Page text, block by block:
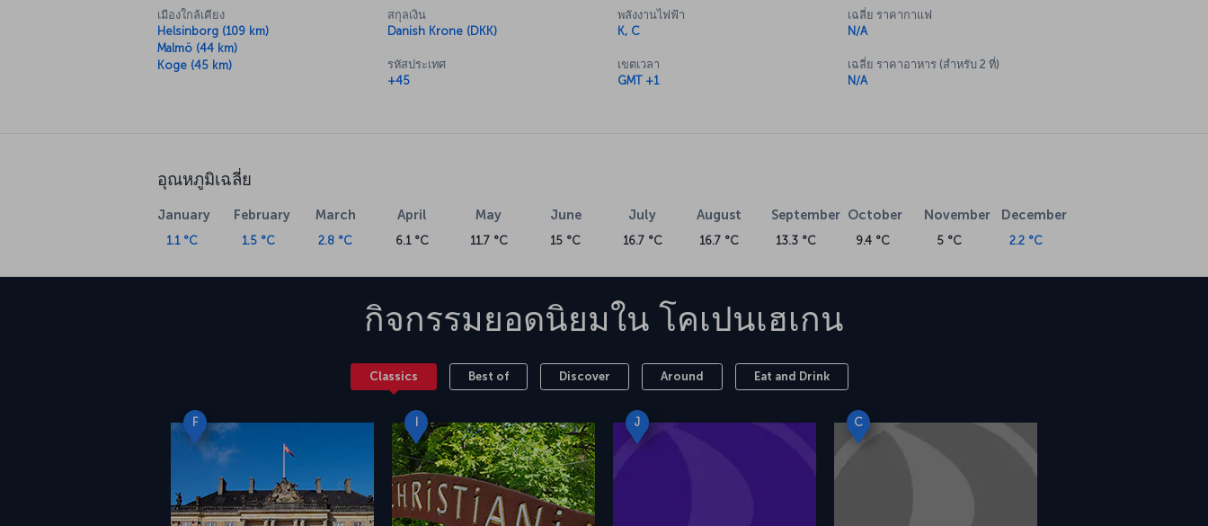
เมืองใกล้เคียง
Helsinborg (109 km)
Malmö (44 km)
Koge (45 km)
สกุลเงิน
Danish Krone (DKK)
รหัสประเทศ
+45
พลังงานไฟฟ้า
K, C
เขตเวลา
GMT +1
เฉลี่ย ราคากาแฟ
N/A
เฉลี่ย ราคาอาหาร (สำหรับ 2 ที่)
N/A
อุณหภูมิเฉลี่ย
January
1.1 °C
February
1.5 °C
March
2.8 °C
April
6.1 °C
May
11.7 °C
June
15 °C
July
16.7 °C
August
16.7 °C
September
13.3 °C
October
9.4 °C
November
5 °C
December
2.2 °C
กิจกรรมยอดนิยมใน โคเปนเฮเกน
Classics Best of Discover Around Eat and Drink
F J C